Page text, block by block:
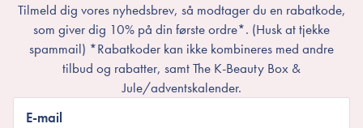
Tilmeld dig vores nyhedsbrev, så modtager du en rabatkode,
som giver dig 10% på din første ordre*. (Husk at tjekke
spammail) *Rabatkoder kan ikke kombineres med andre
tilbud og rabatter, samt The K-Beauty Box &
Jule/adventskalender.
E-mail